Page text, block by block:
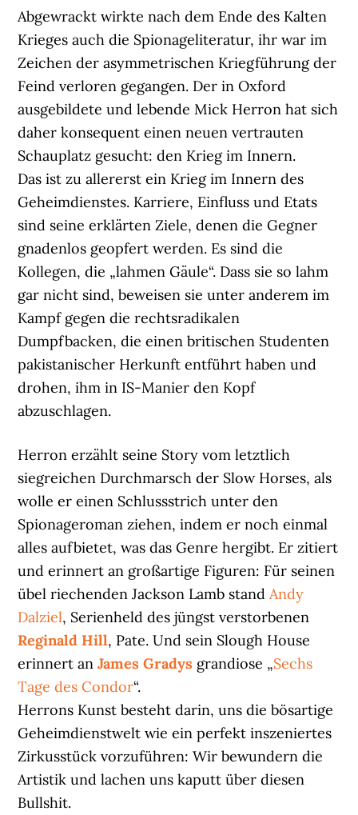
Abgewrackt wirkte nach dem Ende des Kalten
Krieges auch die Spionageliteratur, ihr war im
Zeichen der asymmetrischen Kriegführung der
Feind verloren gegangen. Der in Oxford
ausgebildete und lebende Mick Herron hat sich
daher konsequent einen neuen vertrauten
Schauplatz gesucht: den Krieg im Innern.
Das ist zu allererst ein Krieg im Innern des
Geheimdienstes. Karriere, Einfluss und Etats
sind seine erklärten Ziele, denen die Gegner
gnadenlos geopfert werden. Es sind die
Kollegen, die „lahmen Gäule“. Dass sie so lahm
gar nicht sind, beweisen sie unter anderem im
Kampf gegen die rechtsradikalen
Dumpfbacken, die einen britischen Studenten
pakistanischer Herkunft entführt haben und
drohen, ihm in IS-Manier den Kopf
abzuschlagen.
Herron erzählt seine Story vom letztlich
siegreichen Durchmarsch der Slow Horses, als
wolle er einen Schlussstrich unter den
Spionageroman ziehen, indem er noch einmal
alles aufbietet, was das Genre hergibt. Er zitiert
und erinnert an großartige Figuren: Für seinen
übel riechenden Jackson Lamb standAndy
Dalziel, Serienheld des jüngst verstorbenen
Reginald Hill, Pate. Und sein Slough House
erinnert anJames Gradys grandiose „Sechs
Tage des Condor“.
Herrons Kunst besteht darin, uns die bösartige
Geheimdienstwelt wie ein perfekt inszeniertes
Zirkusstück vorzuführen: Wir bewundern die
Artistik und lachen uns kaputt über diesen
Bullshit.